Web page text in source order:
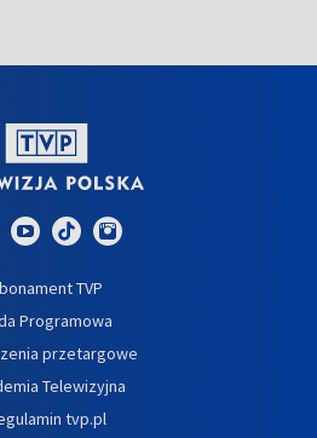
TVP
Programowa
przetargowe
Telewizyjna
tvp.pl